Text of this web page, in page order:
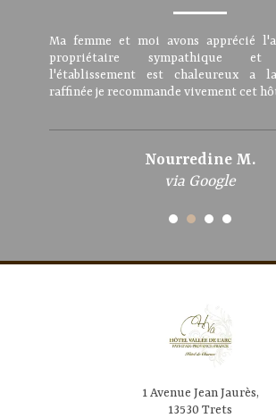
Ma femme et moi avons apprécié
propriétaire sympathique et
l'établissement est chaleureux a
raffinée je recommande vivement cet
Nourredine M.
via Google
1 Avenue Jean Jaurès,
13530 Trets